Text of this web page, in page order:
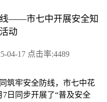
——市七中开展安全知
动
04-17 点击率:4489
筑牢安全防线，市七中花
7日同步开展了“普及安全